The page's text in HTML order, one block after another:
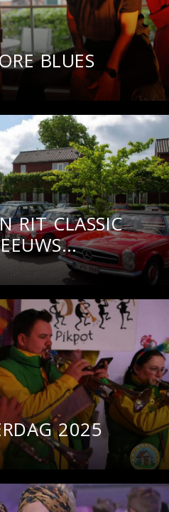
BLUES
RIT CLASSIC
2025